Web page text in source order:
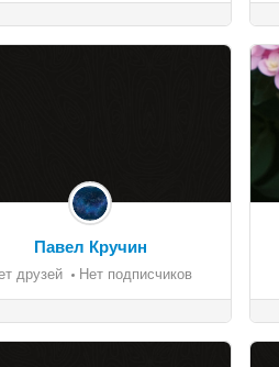
Павел Кручин
друзей Нет подписчиков